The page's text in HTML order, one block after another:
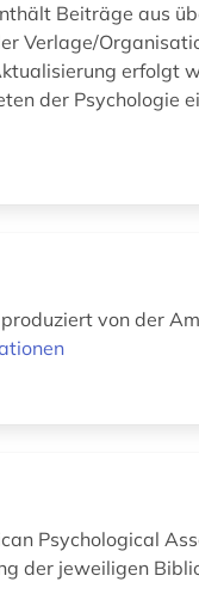
Beiträge aus
Verlage/
erfolgt
der Psychologie
von der
Psychological
der jeweiligen